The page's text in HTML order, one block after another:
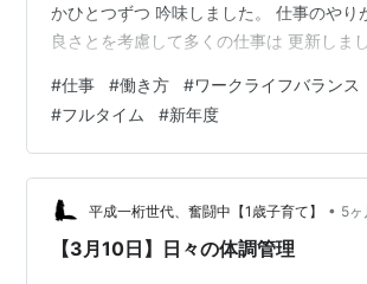
かひとつずつ 吟味しました。 仕事のやり
良さとを考慮して多くの仕事は 更新しま
だ契約もありトータルでは 就業時間は少
ばいになる 見込みです。 つまり働く時間
はアップしました。 まだ少しお仕事を 増
のでいいなと思う お仕事があれば 少しだ
事以外の時間も 今年度も楽しみたいと 思
あとは 固…
#仕事 #働き方 #ワークライフバランス
#フルタイム #新年度
平成一桁世代、奮闘中【1歳子育て】 • 5ヶ
【3月10日】日々の体調管理